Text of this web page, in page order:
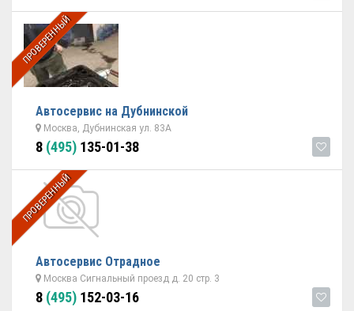
ПРОВЕРЕННЫЙ
Автосервис на Дубнинской
Москва, Дубнинская ул. 83А
8 (495) 135-01-38
ПРОВЕРЕННЫЙ
Автосервис Отрадное
Москва Сигнальный проезд д. 20 стр. 3
8 (495) 152-03-16